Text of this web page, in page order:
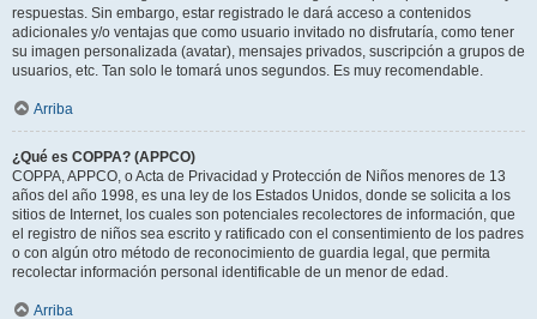
respuestas. Sin embargo, estar registrado le dará acceso a contenidos
adicionales y/o ventajas que como usuario invitado no disfrutaría, como tener
su imagen personalizada (avatar), mensajes privados, suscripción a grupos de
usuarios, etc. Tan solo le tomará unos segundos. Es muy recomendable.
Arriba
¿Qué es COPPA? (APPCO)
COPPA, APPCO, o Acta de Privacidad y Protección de Niños menores de 13
años del año 1998, es una ley de los Estados Unidos, donde se solicita a los
sitios de Internet, los cuales son potenciales recolectores de información, que
el registro de niños sea escrito y ratificado con el consentimiento de los padres
o con algún otro método de reconocimiento de guardia legal, que permita
recolectar información personal identificable de un menor de edad.
Arriba